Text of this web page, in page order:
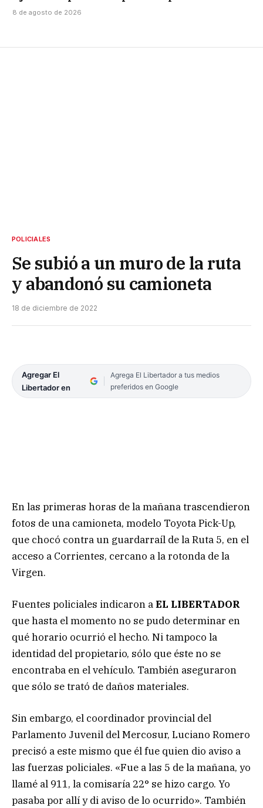
8 de agosto de 2026
POLICIALES
Se subió a un muro de la ruta
y abandonó su camioneta
18 de diciembre de 2022
Agregar El
Libertador en
Agrega El Libertador a tus medios
preferidos en Google
En las primeras horas de la mañana trascendieron
fotos de una camioneta, modelo Toyota Pick-Up,
que chocó contra un guardarraíl de la Ruta 5, en el
acceso a Corrientes, cercano a la rotonda de la
Virgen.
Fuentes policiales indicaron aEL LIBERTADOR
que hasta el momento no se pudo determinar en
qué horario ocurrió el hecho. Ni tampoco la
identidad del propietario, sólo que éste no se
encontraba en el vehículo. También aseguraron
que sólo se trató de daños materiales.
Sin embargo, el coordinador provincial del
Parlamento Juvenil del Mercosur, Luciano Romero
precisó a este mismo que él fue quien dio aviso a
las fuerzas policiales. «Fue a las 5 de la mañana, yo
llamé al 911, la comisaría 22° se hizo cargo. Yo
pasaba por allí y di aviso de lo ocurrido». También